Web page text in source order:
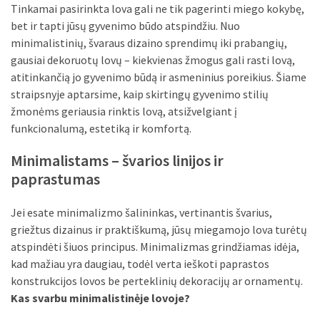
Trys
pakeistos
detalės,
bildesys
liko:
kaip
atpažinti,
gedimo
niekas
Krovinių
pervežimas
Suomijos:
kiek
Tinkamai pasirinkta lova gali ne tik pagerinti miego kokybę,
bet ir tapti jūsų gyvenimo būdo atspindžiu. Nuo
minimalistinių, švaraus dizaino sprendimų iki prabangių,
gausiai dekoruotų lovų – kiekvienas žmogus gali rasti lovą,
atitinkančią jo gyvenimo būdą ir asmeninius poreikius. Šiame
straipsnyje aptarsime, kaip skirtingų gyvenimo stilių
žmonėms geriausia rinktis lovą, atsižvelgiant į
funkcionalumą, estetiką ir komfortą.
Minimalistams – švarios linijos ir
paprastumas
Jei esate minimalizmo šalininkas, vertinantis švarius,
griežtus dizainus ir praktiškumą, jūsų miegamojo lova turėtų
atspindėti šiuos principus. Minimalizmas grindžiamas idėja,
kad mažiau yra daugiau, todėl verta ieškoti paprastos
konstrukcijos lovos be perteklinių dekoracijų ar ornamentų.
Kas svarbu minimalistinėje lovoje?